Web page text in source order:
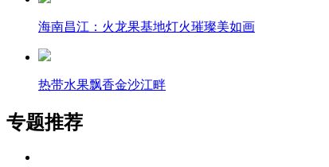
海南昌江：火龙果基地灯火璀璨美如画
热带水果飘香金沙江畔
专题推荐